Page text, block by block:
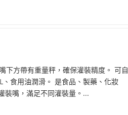
下方帶有重量秤，確保灌裝精度。 可自
食用油潤滑。 是食品、製藥、化妝
裝嘴，滿足不同灌裝量。...